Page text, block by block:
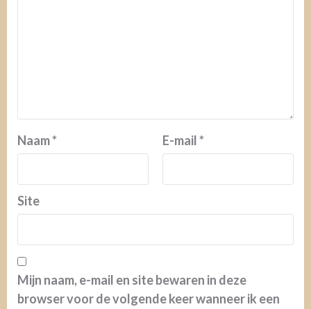
Naam* E-mail*
Site
Mijn naam, e-mail en site bewaren in deze
browser voor de volgende keer wanneer ik een